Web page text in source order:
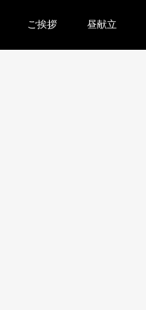
ご挨拶 昼献立